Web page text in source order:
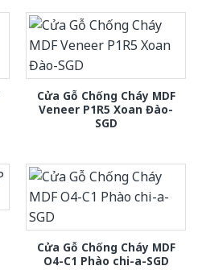
Cửa Gỗ Chống Cháy MDF
Veneer P1R5 Xoan Đào-
SGD
Cửa Gỗ Chống Cháy MDF
O4-C1 Phào chi-a-SGD